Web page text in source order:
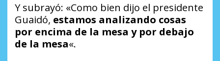
Y subrayó: «Como bien dijo el presidente
Guaidó, estamos analizando cosas
por encima de la mesa y por debajo
de la mesa«.